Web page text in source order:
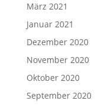
März 2021
Januar 2021
Dezember 2020
November 2020
Oktober 2020
September 2020